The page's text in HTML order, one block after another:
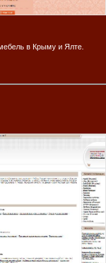
в Крыму и Ялте.